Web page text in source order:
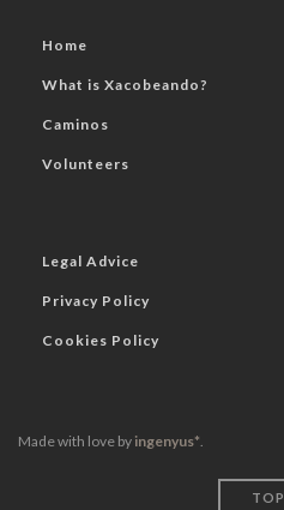
Home
What is Xacobeando?
Caminos
Volunteers
Legal Advice
Privacy Policy
Cookies Policy
Made with love by ingenyus*
TOP